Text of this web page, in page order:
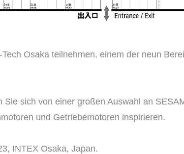
Osaka teilnehmen, einem der neun
Sie sich von einer großen Auswahl an
und Getriebemotoren inspirieren.
INTEX Osaka, Japan.